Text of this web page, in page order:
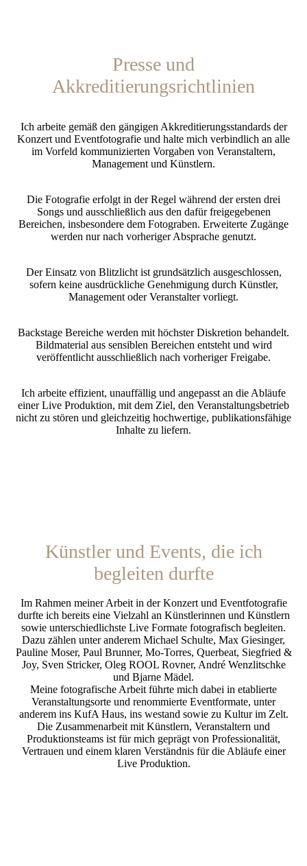
Presse und
Akkreditierungsrichtlinien
Ich arbeite gemäß den gängigen Akkreditierungsstandards der
Konzert und Eventfotografie und halte mich verbindlich an alle
im Vorfeld kommunizierten Vorgaben von Veranstaltern,
Management und Künstlern.
Die Fotografie erfolgt in der Regel während der ersten drei
Songs und ausschließlich aus den dafür freigegebenen
Bereichen, insbesondere dem Fotograben. Erweiterte Zugänge
werden nur nach vorheriger Absprache genutzt.
Der Einsatz von Blitzlicht ist grundsätzlich ausgeschlossen,
sofern keine ausdrückliche Genehmigung durch Künstler,
Management oder Veranstalter vorliegt.
Backstage Bereiche werden mit höchster Diskretion behandelt.
Bildmaterial aus sensiblen Bereichen entsteht und wird
veröffentlicht ausschließlich nach vorheriger Freigabe.
Ich arbeite effizient, unauffällig und angepasst an die Abläufe
einer Live Produktion, mit dem Ziel, den Veranstaltungsbetrieb
nicht zu stören und gleichzeitig hochwertige, publikationsfähige
Inhalte zu liefern.
Künstler und Events, die ich
begleiten durfte
Im Rahmen meiner Arbeit in der Konzert und Eventfotografie
durfte ich bereits eine Vielzahl an Künstlerinnen und Künstlern
sowie unterschiedlichste Live Formate fotografisch begleiten.
Dazu zählen unter anderem Michael Schulte, Max Giesinger,
Pauline Moser, Paul Brunner, Mo-Torres, Querbeat, Siegfried &
Joy, Sven Stricker, Oleg ROOL Rovner, André Wenzlitschke
und Bjarne Mädel.
Meine fotografische Arbeit führte mich dabei in etablierte
Veranstaltungsorte und renommierte Eventformate, unter
anderem ins KufA Haus, ins westand sowie zu Kultur im Zelt.
Die Zusammenarbeit mit Künstlern, Veranstaltern und
Produktionsteams ist für mich geprägt von Professionalität,
Vertrauen und einem klaren Verständnis für die Abläufe einer
Live Produktion.